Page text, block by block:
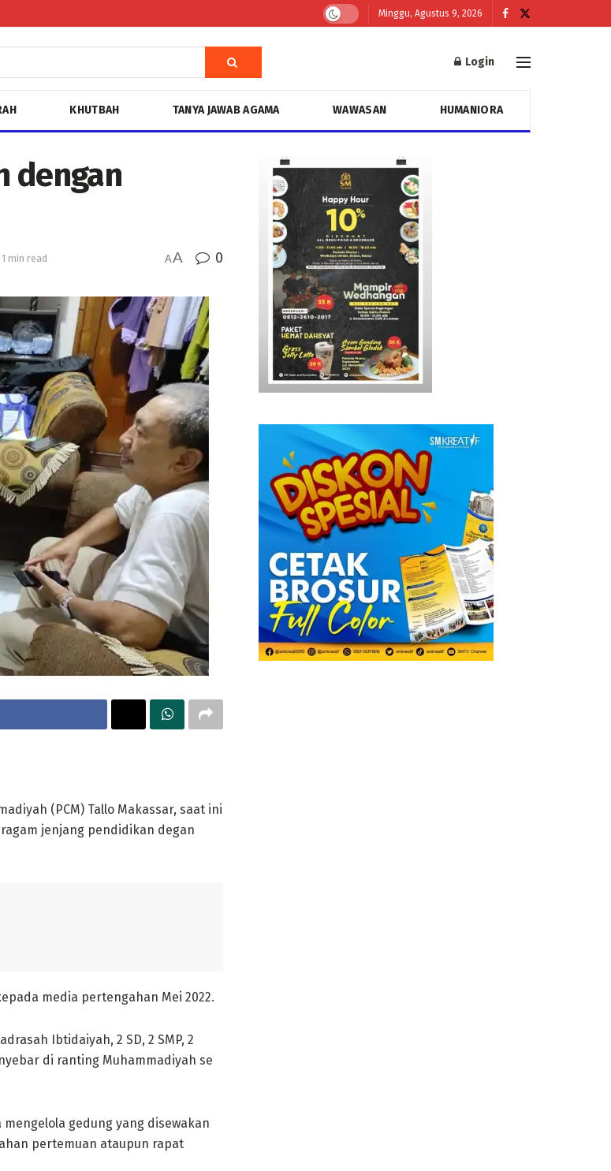
Minggu, Agustus 9, 2026
Login
KHUTBAH TANYA JAWAB AGAMA WAWASAN HUMANIORA
dengan
min read AA 0
(PCM) Tallo Makassar, saat ini
jenjang pendidikan degan
media pertengahan Mei 2022.
Ibtidaiyah, 2 SD, 2 SMP, 2
di ranting Muhammadiyah se
gedung yang disewakan
pertemuan ataupun rapat